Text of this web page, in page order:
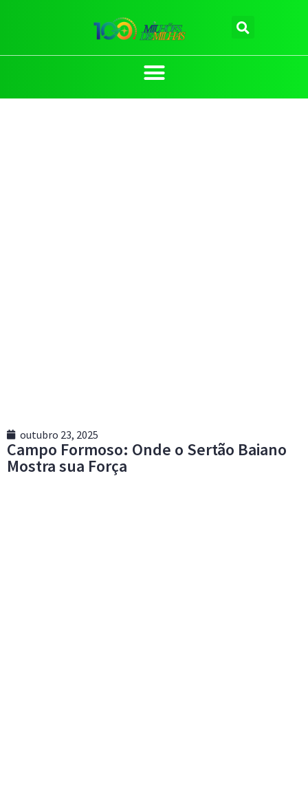
outubro 23, 2025
Campo Formoso: Onde o Sertão Baiano
Mostra sua Força